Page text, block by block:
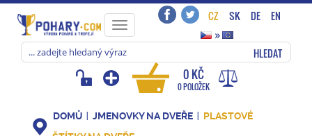
Toggle
navigation
CZ SK DE
EN
»
HLEDAT
0 KČ
0 POLOŽEK
DOMŮ JMENOVKY NA DVEŘE
PLASTOVÉ